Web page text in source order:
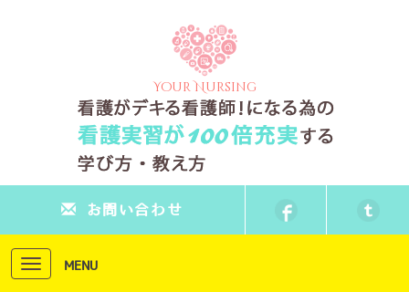
Your Nursing
お問い合わせ
Toggle
navigation
MENU